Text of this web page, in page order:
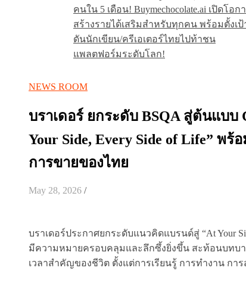
คนใน 5 เดือน! Buymechocolate.ai เปิดโอก
สร้างรายได้เสริมสำหรับทุกคน พร้อมตั้งเป้
ดันนักเขียน/ครีเอเตอร์ไทยไปท้าชน
แพลตฟอร์มระดับโลก!
NEWS ROOM
บราเดอร์ ยกระดับ BSQA สู่ต้นแบบ
Your Side, Every Side of Life”
การขายของไทย
May 28, 2026 /
บราเดอร์ประกาศยกระดับแนวคิดแบรนด์สู่ “At Your
มีความหมายครอบคลุมและลึกซึ้งยิ่งขึ้น สะท้อนบทบ
เวลาสำคัญของชีวิต ตั้งแต่การเรียนรู้ การทำงาน กา